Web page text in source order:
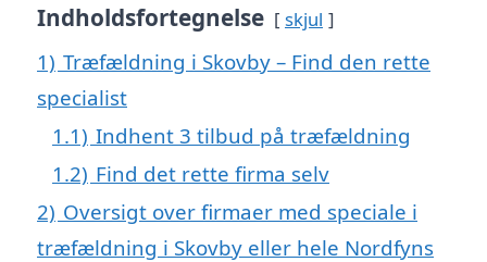
Indholdsfortegnelse skjul
1) Træfældning i Skovby – Find den rette
specialist
1.1) Indhent 3 tilbud på træfældning
1.2) Find det rette firma selv
2) Oversigt over firmaer med speciale i
træfældning i Skovby eller hele Nordfyns